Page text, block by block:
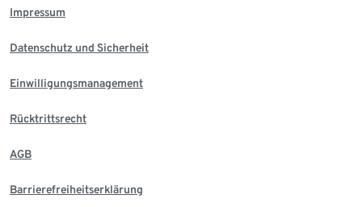
Impressum
Datenschutz und Sicherheit
Einwilligungsmanagement
Rücktrittsrecht
AGB
Barrierefreiheitserklärung